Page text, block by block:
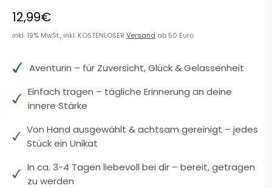
12,99€
inkl. 19% MwSt., inkl. KOSTENLOSERVersand ab 50 Euro
Aventurin – für Zuversicht, Glück & Gelassenheit
Einfach tragen – tägliche Erinnerung an deine
innere Stärke
Von Hand ausgewählt & achtsam gereinigt – jedes
Stück ein Unikat
In ca. 3-4 Tagen liebevoll bei dir – bereit, getragen
zu werden